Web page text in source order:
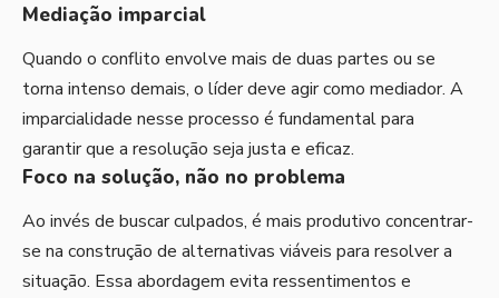
Mediação imparcial
Quando o conflito envolve mais de duas partes ou se
torna intenso demais, o líder deve agir como mediador. A
imparcialidade nesse processo é fundamental para
garantir que a resolução seja justa e eficaz.
Foco na solução, não no problema
Ao invés de buscar culpados, é mais produtivo concentrar-
se na construção de alternativas viáveis para resolver a
situação. Essa abordagem evita ressentimentos e